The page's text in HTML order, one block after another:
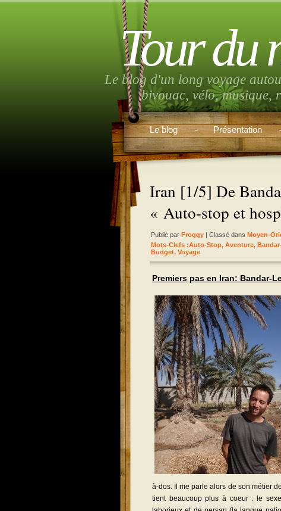
Tour du
Le blog d'un long voyage
bivouac, vélo,
Le blog Présentation
Iran [1/5] De
« Auto-stop et
Publié par Froggy | Classé dans Moyen-
Mots-Clefs :Auto-Stop, Aventure,
Budget, Voyage
Premiers pas en Iran: Bandar-
à-dos. Il me parle alors de son métier
tient beaucoup plus à coeur : le